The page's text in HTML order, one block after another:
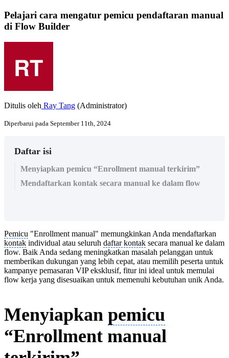
Pelajari cara mengatur pemicu pendaftaran manual
di Flow Builder
Ditulis oleh Ray Tang (Administrator)
Diperbarui pada September 11th, 2024
Daftar isi
Menyiapkan pemicu “Enrollment manual terkirim”
Mendaftarkan kontak secara manual ke dalam flow
Pemicu "Enrollment manual" memungkinkan Anda mendaftarkan
kontak individual atau seluruh daftar kontak secara manual ke dalam
flow. Baik Anda sedang meningkatkan masalah pelanggan untuk
memberikan dukungan yang lebih cepat, atau memilih peserta untuk
kampanye pemasaran VIP eksklusif, fitur ini ideal untuk memulai
flow kerja yang disesuaikan untuk memenuhi kebutuhan unik Anda.
Menyiapkan pemicu
“Enrollment manual